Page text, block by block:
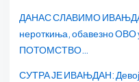
ДАНАС СЛАВИМО
нероткиња, обавезно ОВО
ПОТОМСТВО…
СУТРА ЈЕ ИВАЊДАН: